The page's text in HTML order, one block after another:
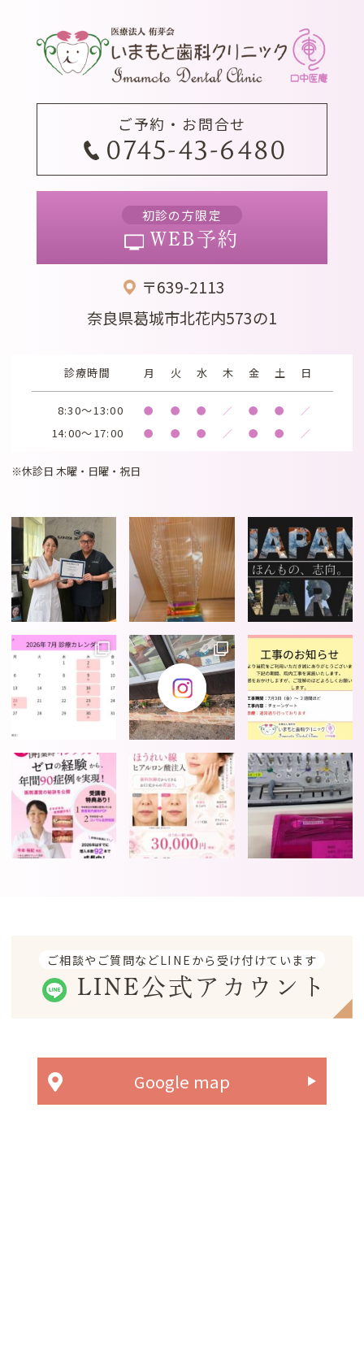
ご予約・お問合せ
0745-43-6480
初診の方限定
WEB予約
〒639-2113
奈良県葛城市北花内573の1
診療時間 月 火 水 木 金 土 日
8:30～13:00 ● ● ● ／ ● ● ／
14:00～17:00 ● ● ● ／ ● ● ／
※休診日 木曜・日曜・祝日
ご相談やご質問などLINEから受け付けています
LINE公式アカウント
Google map